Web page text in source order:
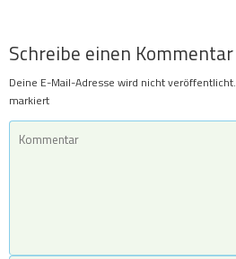
Schreibe einen Kommentar
Deine E-Mail-Adresse wird nicht veröffentlicht.
markiert